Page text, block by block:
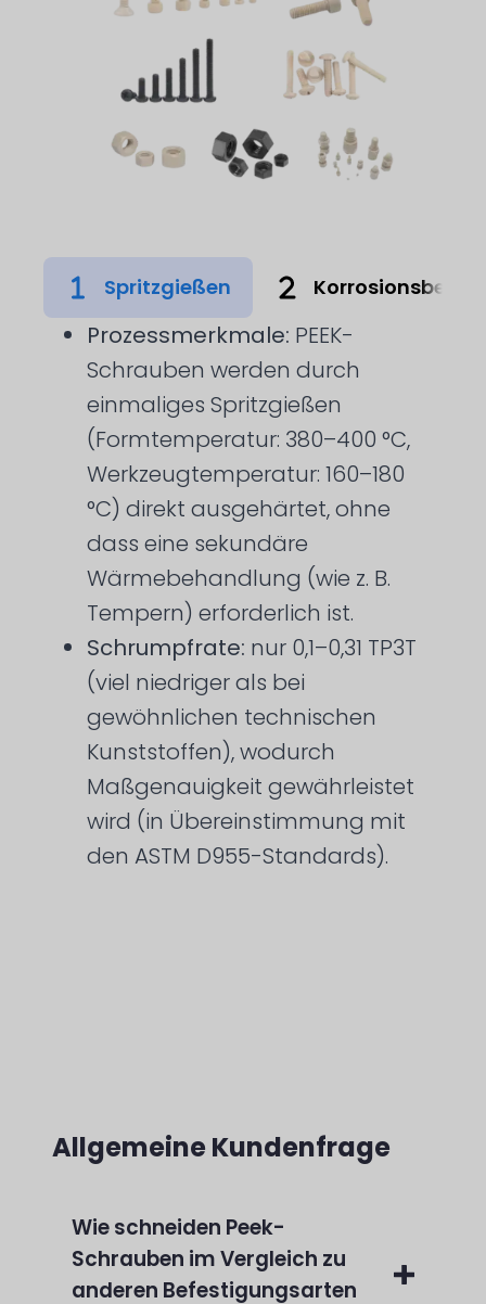
Spritzgießen
Prozessmerkmale: PEEK-
Schrauben werden durch
einmaliges Spritzgießen
(Formtemperatur: 380–400 °C,
Werkzeugtemperatur: 160–180
°C) direkt ausgehärtet, ohne
dass eine sekundäre
Wärmebehandlung (wie z. B.
Tempern) erforderlich ist.
Schrumpfrate: nur 0,1–0,31 TP3T
(viel niedriger als bei
gewöhnlichen technischen
Kunststoffen), wodurch
Maßgenauigkeit gewährleistet
wird (in Übereinstimmung mit
den ASTM D955-Standards).
Allgemeine Kundenfrage
Wie schneiden Peek-
Schrauben im Vergleich zu
anderen Befestigungsarten